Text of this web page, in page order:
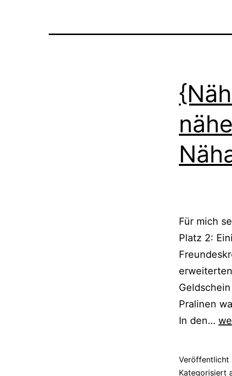
Für mich
Platz 2:
Pralinen
In den…
Veröffentlicht
Kategorisiert